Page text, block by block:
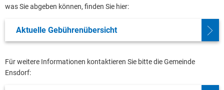
was Sie abgeben können, finden Sie hier:
Aktuelle Gebührenübersicht
Für weitere Informationen kontaktieren Sie bitte die Gemeinde
Ensdorf: